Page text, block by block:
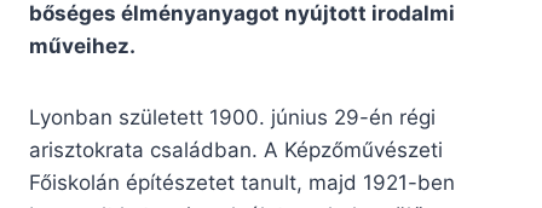
bőséges élményanyagot nyújtott irodalmi
műveihez.
Lyonban született 1900. június 29-én régi
arisztokrata családban. A Képzőművészeti
Főiskolán építészetet tanult, majd 1921-ben